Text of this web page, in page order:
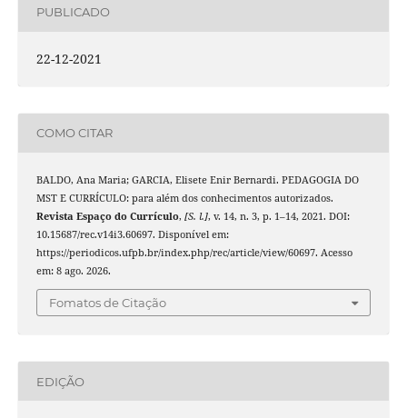
PUBLICADO
22-12-2021
COMO CITAR
BALDO, Ana Maria; GARCIA, Elisete Enir Bernardi. PEDAGOGIA DO
MST E CURRÍCULO: para além dos conhecimentos autorizados.
Revista Espaço do Currículo, [S. l.], v. 14, n. 3, p. 1–14, 2021. DOI:
10.15687/rec.v14i3.60697. Disponível em:
https://periodicos.ufpb.br/index.php/rec/article/view/60697. Acesso
em: 8 ago. 2026.
Fomatos de Citação
EDIÇÃO